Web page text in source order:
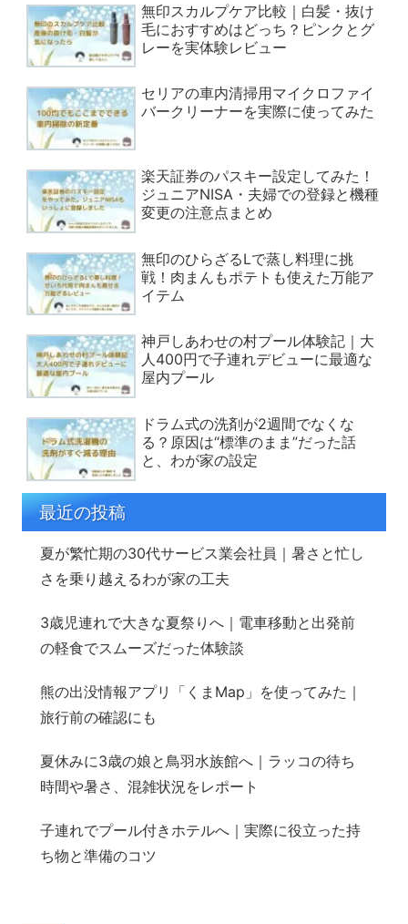
無印スカルプケア比較｜白髪・抜け
毛におすすめはどっち？ピンクとグ
レーを実体験レビュー
セリアの車内清掃用マイクロファイ
バークリーナーを実際に使ってみた
楽天証券のパスキー設定してみた！
ジュニアNISA・夫婦での登録と機種
変更の注意点まとめ
無印のひらざるLで蒸し料理に挑
戦！肉まんもポテトも使えた万能ア
イテム
神戸しあわせの村プール体験記｜大
人400円で子連れデビューに最適な
屋内プール
ドラム式の洗剤が2週間でなくな
る？原因は“標準のまま”だった話
と、わが家の設定
最近の投稿
夏が繁忙期の30代サービス業会社員｜暑さと忙し
さを乗り越えるわが家の工夫
3歳児連れで大きな夏祭りへ｜電車移動と出発前
の軽食でスムーズだった体験談
熊の出没情報アプリ「くまMap」を使ってみた｜
旅行前の確認にも
夏休みに3歳の娘と鳥羽水族館へ｜ラッコの待ち
時間や暑さ、混雑状況をレポート
子連れでプール付きホテルへ｜実際に役立った持
ち物と準備のコツ